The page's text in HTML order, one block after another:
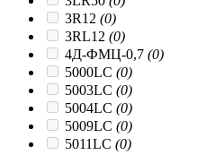
3R12 (0)
3RL12 (0)
4Д-ФМЦ-0,7 (0)
5000LC (0)
5003LC (0)
5004LC (0)
5009LC (0)
5011LC (0)